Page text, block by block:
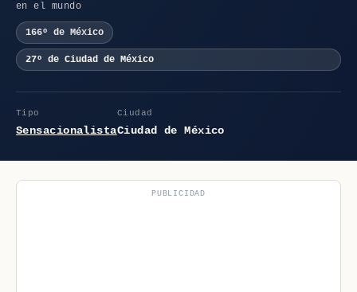
en el mundo
166º de México
27º de Ciudad de México
Tipo
Sensacionalista
Ciudad
Ciudad de México
PUBLICIDAD